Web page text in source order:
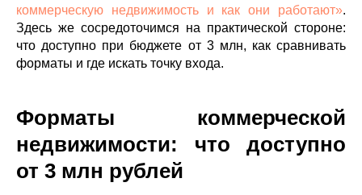
коммерческую недвижимость и как они работают».
Здесь же сосредоточимся на практической стороне:
что доступно при бюджете от 3 млн, как сравнивать
форматы и где искать точку входа.
Форматы коммерческой
недвижимости: что доступно
от 3 млн рублей